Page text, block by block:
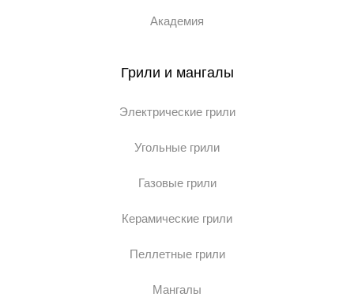
Академия
Грили и мангалы
Электрические грили
Угольные грили
Газовые грили
Керамические грили
Пеллетные грили
Мангалы